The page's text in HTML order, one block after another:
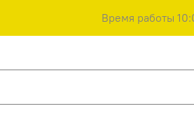
Время работы